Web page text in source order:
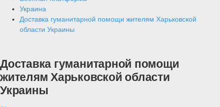
Украина
Доставка гуманитарной помощи жителям Харьковской
области Украины
Доставка гуманитарной помощи
жителям Харьковской области
Украины